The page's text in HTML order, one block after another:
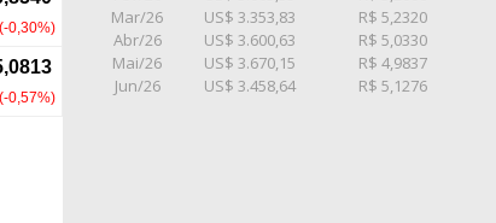
Mar/26
US$ 3.353,83
R$ 5,2320
Abr/26
US$ 3.600,63
R$ 5,0330
Mai/26
US$ 3.670,15
R$ 4,9837
Jun/26
US$ 3.458,64 R$ 5,1276